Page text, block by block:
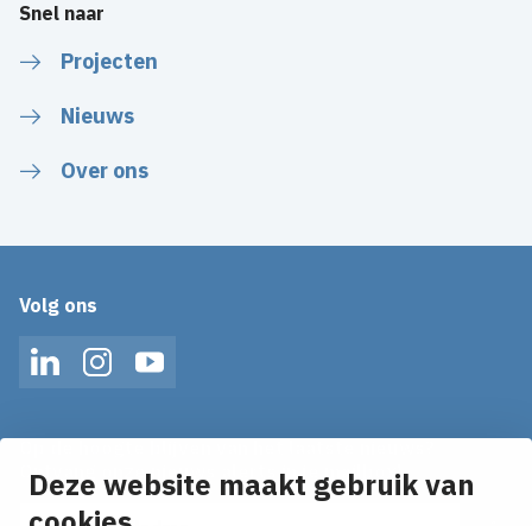
Deze website maakt gebruik van
Snel naar
Projecten
Nieuws
Over ons
Volg ons
LinkedInInstagramYouTube
Ontvang onze nieuws alerts in je mailbox!
E-mailadres